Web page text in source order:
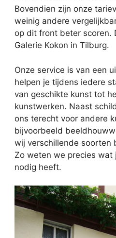
Bovendien zijn onze
weinig andere
op dit front beter scoren.
Galerie Kokon in Tilburg.
Onze service is van een
helpen je tijdens iedere
van geschikte kunst tot
kunstwerken. Naast
ons terecht voor andere
bijvoorbeeld
wij verschillende soorten
Zo weten we precies wat
nodig heeft.